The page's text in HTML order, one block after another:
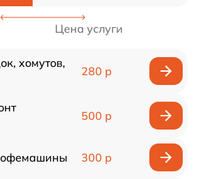
Цена услуги
хомутов,
280 р
500 р
300 р